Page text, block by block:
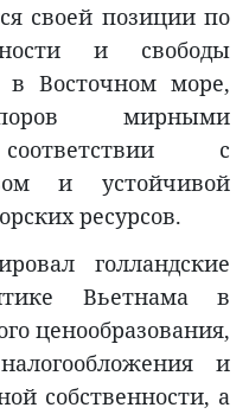
своей позиции по
и свободы
в Восточном море,
мирными
с
и устойчивой
ресурсов.
голландские
Вьетнама в
ценообразования,
и
собственности, а